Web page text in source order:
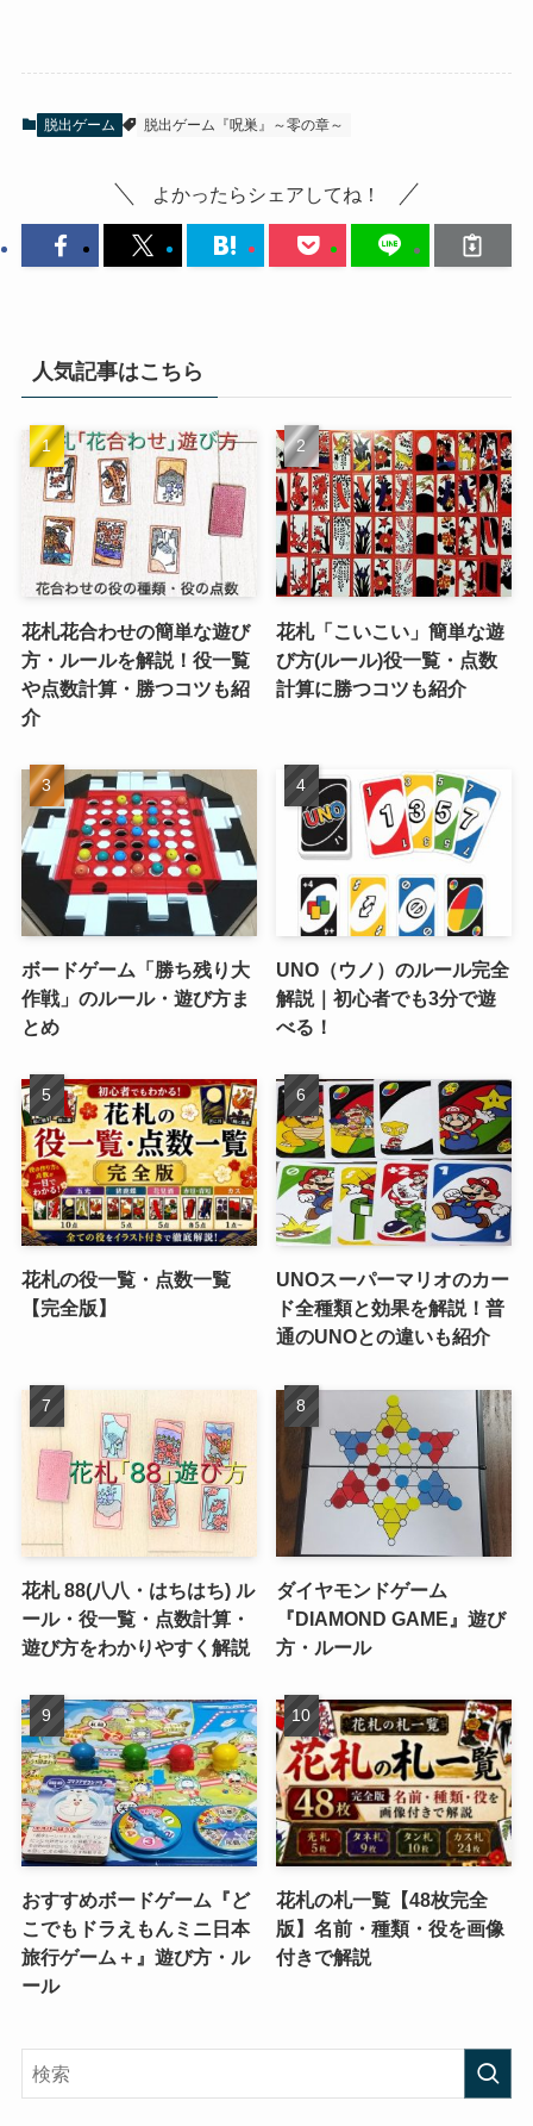
脱出ゲーム 脱出ゲーム『呪巣』～零の章～
よかったらシェアしてね！
人気記事はこちら
花札花合わせの簡単な遊び
方・ルールを解説！役一覧
や点数計算・勝つコツも紹
介
花札「こいこい」簡単な遊
び方(ルール)役一覧・点数
計算に勝つコツも紹介
ボードゲーム「勝ち残り大
作戦」のルール・遊び方ま
とめ
UNO（ウノ）のルール完全
解説｜初心者でも3分で遊
べる！
花札の役一覧・点数一覧
【完全版】
UNOスーパーマリオのカー
ド全種類と効果を解説！普
通のUNOとの違いも紹介
花札 88(八八・はちはち) ル
ール・役一覧・点数計算・
遊び方をわかりやすく解説
ダイヤモンドゲーム
『DIAMOND GAME』遊び
方・ルール
おすすめボードゲーム『ど
こでもドラえもんミニ日本
旅行ゲーム＋』遊び方・ル
ール
花札の札一覧【48枚完全
版】名前・種類・役を画像
付きで解説